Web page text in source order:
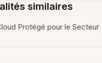
similaires
Protégé pour le Secteur